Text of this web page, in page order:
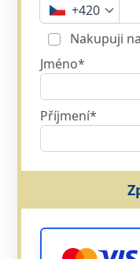
+420
Nakupuji
Jméno*
Příjmení*